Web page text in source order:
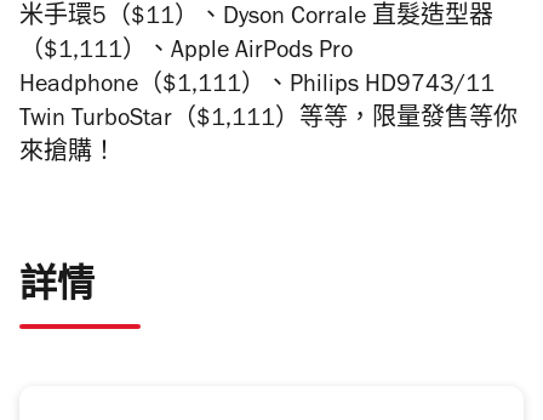
米手環5（$11）、Dyson Corrale 直髮造型器
（$1,111）、Apple AirPods Pro
Headphone（$1,111）、Philips HD9743/11
Twin TurboStar（$1,111）等等，限量發售等你
來搶購！
詳情